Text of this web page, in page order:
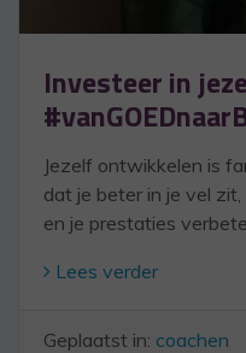
Investeer in
Jezelf ontwikkelen is
dat je beter in je vel
en je prestaties
Lees verder
Geplaatst in: coachen